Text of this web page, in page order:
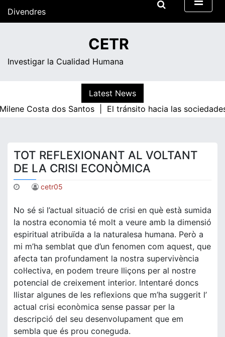
Divendres
CETR
Investigar la Cualidad Humana
Latest News
Costa dos Santos |El tránsito hacia las sociedades
TOT REFLEXIONANT AL VOLTANT
DE LA CRISI ECONÒMICA
cetr05
No sé si l’actual situació de crisi en què està sumida
la nostra economia té molt a veure amb la dimensió
espiritual atribuïda a la naturalesa humana. Però a
mi m’ha semblat que d’un fenomen com aquest, que
afecta tan profundament la nostra supervivència
col·lectiva, en podem treure lliçons per al nostre
potencial de creixement interior. Intentaré doncs
llistar algunes de les reflexions que m’ha suggerit l’
actual crisi econòmica sense passar per la
descripció del seu desenvolupament que em
sembla que és prou coneguda.